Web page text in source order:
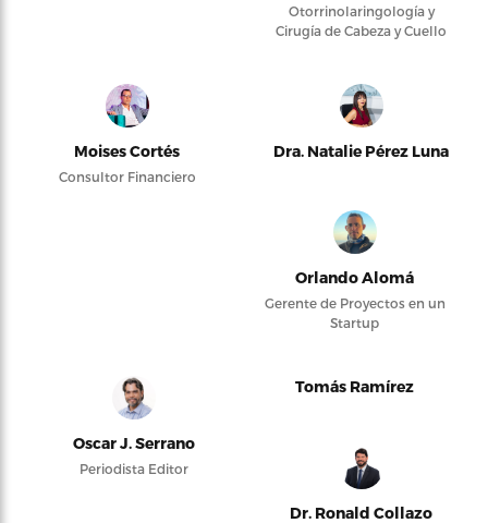
Otorrinolaringología y
Cirugía de Cabeza y Cuello
Moises Cortés
Consultor Financiero
Dra. Natalie Pérez Luna
Orlando Alomá
Gerente de Proyectos en un
Startup
Oscar J. Serrano
Periodista Editor
Tomás Ramírez
Dr. Ronald Collazo